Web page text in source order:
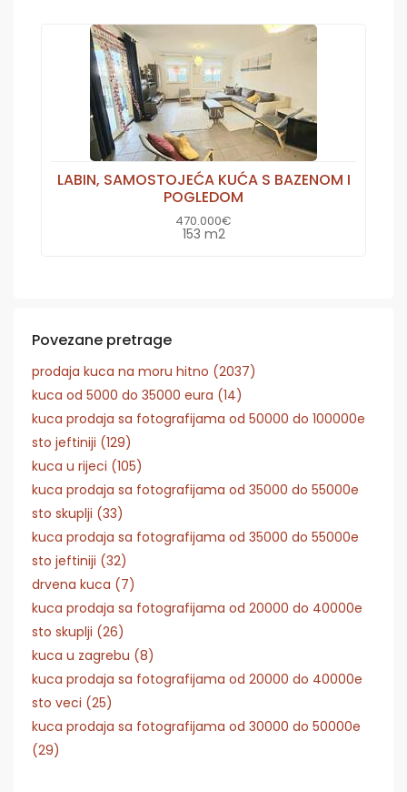
LABIN, SAMOSTOJEĆA KUĆA S BAZENOM I
POGLEDOM
470.000€
153 m2
Povezane pretrage
prodaja kuca na moru hitno (2037)
kuca od 5000 do 35000 eura (14)
kuca prodaja sa fotografijama od 50000 do 100000e
sto jeftiniji (129)
kuca u rijeci (105)
kuca prodaja sa fotografijama od 35000 do 55000e
sto skuplji (33)
kuca prodaja sa fotografijama od 35000 do 55000e
sto jeftiniji (32)
drvena kuca (7)
kuca prodaja sa fotografijama od 20000 do 40000e
sto skuplji (26)
kuca u zagrebu (8)
kuca prodaja sa fotografijama od 20000 do 40000e
sto veci (25)
kuca prodaja sa fotografijama od 30000 do 50000e
(29)